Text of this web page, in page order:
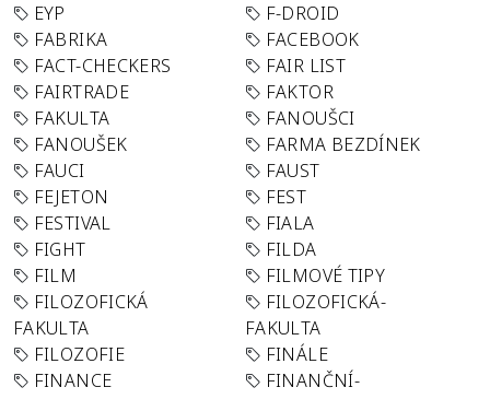
EYP
F-DROID
FABRIKA
FACEBOOK
FACT-CHECKERS
FAIR LIST
FAIRTRADE
FAKTOR
FAKULTA
FANOUŠCI
FANOUŠEK
FARMA BEZDÍNEK
FAUCI
FAUST
FEJETON
FEST
FESTIVAL
FIALA
FIGHT
FILDA
FILM
FILMOVÉ TIPY
FILOZOFICKÁ
FAKULTA
FILOZOFICKÁ-
FAKULTA
FILOZOFIE
FINÁLE
FINANCE
FINANČNÍ-